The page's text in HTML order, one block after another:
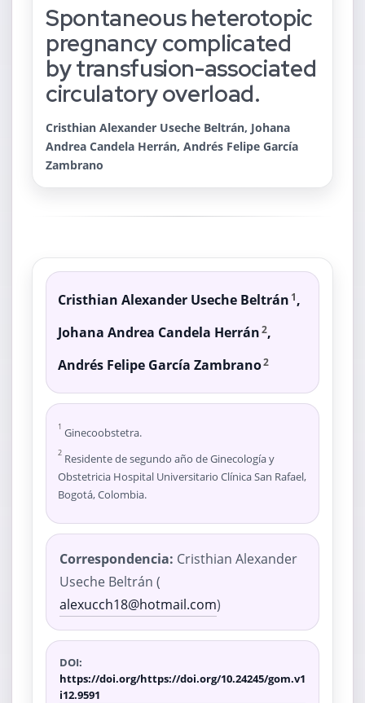
Spontaneous heterotopic
pregnancy complicated
by transfusion-associated
circulatory overload.
Cristhian Alexander Useche Beltrán, Johana
Andrea Candela Herrán, Andrés Felipe García
Zambrano
Cristhian Alexander Useche Beltrán 1 ,
Johana Andrea Candela Herrán 2,
Andrés Felipe García Zambrano2
1 Ginecoobstetra.
2 Residente de segundo año de Ginecología y
Obstetricia Hospital Universitario Clínica San Rafael,
Bogotá, Colombia.
Correspondencia: Cristhian Alexander
Useche Beltrán (
alexucch18@hotmail.com)
DOI:
https://doi.org/https://doi.org/10.24245/gom.v1
i12.9591